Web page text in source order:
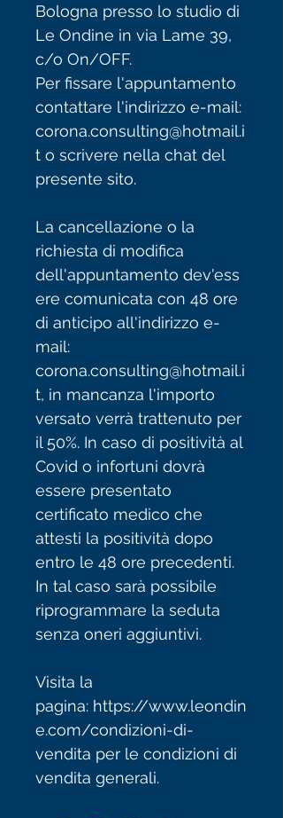
Bologna presso lo studio di
Le Ondine in via Lame 39,
c/o On/OFF.
Per fissare l'appuntamento
contattare l'indirizzo e-mail:
corona.consulting@hotmail.i
t o scrivere nella chat del
presente sito.
La cancellazione o la
richiesta di modifica
dell'appuntamento dev'ess
ere comunicata con 48 ore
di anticipo all'indirizzo e-
mail:
corona.consulting@hotmail.i
t, in mancanza l'importo
versato verrà trattenuto per
il 50%. In caso di positività al
Covid o infortuni dovrà
essere presentato
certificato medico che
attesti la positività dopo
entro le 48 ore precedenti.
In tal caso sarà possibile
riprogrammare la seduta
senza oneri aggiuntivi.
Visita la
pagina: https://www.leondin
e.com/condizioni-di-
vendita per le condizioni di
vendita generali.